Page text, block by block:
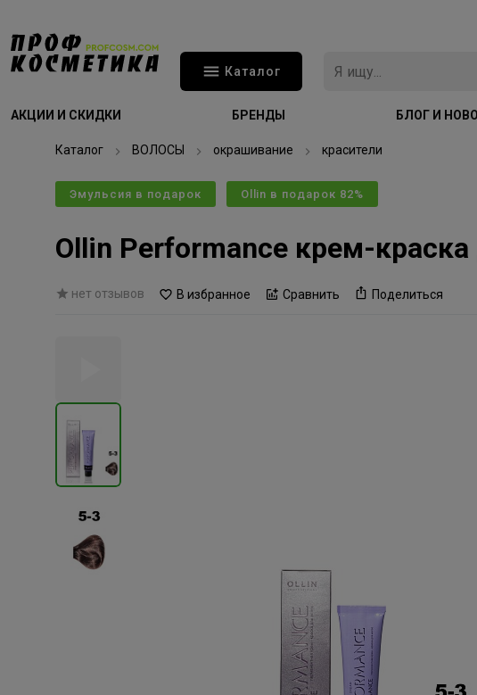
Каталог
АКЦИИ И СКИДКИ БРЕНДЫ БЛОГ И
Каталог ВОЛОСЫ окрашивание красители
Эмульсия в подарок Ollin в подарок 82%
Ollin Performance крем-
нет отзывов В избранное Сравнить Поделиться